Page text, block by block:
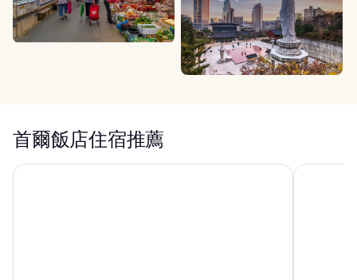
首爾飯店住宿推薦
首爾朝鮮威斯汀飯店 樂天世界